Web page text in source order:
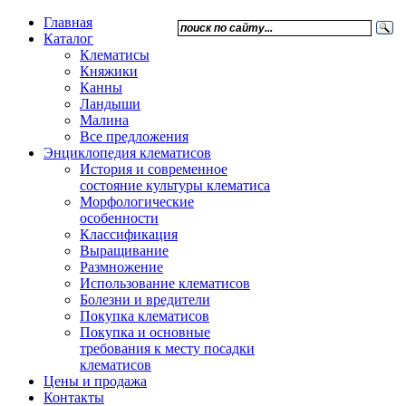
Главная
Каталог
Клематисы
Княжики
Канны
Ландыши
Малина
Все предложения
Энциклопедия клематисов
История и современное
состояние культуры клематиса
Морфологические
особенности
Классификация
Выращивание
Размножение
Использование клематисов
Болезни и вредители
Покупка клематисов
Покупка и основные
требования к месту посадки
клематисов
Цены и продажа
Контакты